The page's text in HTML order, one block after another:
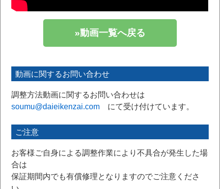
»動画一覧へ戻る
動画に関するお問い合わせ
調整方法動画に関するお問い合わせは
soumu@daieikenzai.com にて受け付けています。
ご注意
お客様ご自身による調整作業により不具合が発生した場
合は
保証期間内でも有償修理となりますのでご注意くださ